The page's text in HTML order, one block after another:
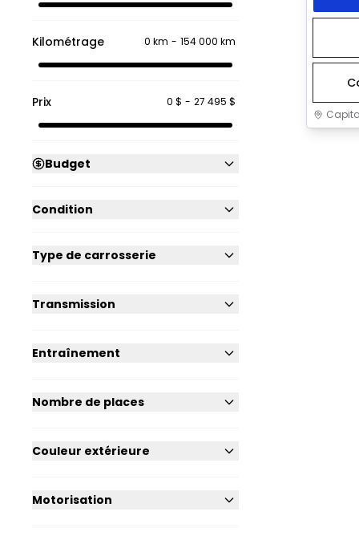
Kilométrage 0 km - 154 000 km
Prix 0 $ - 27 495 $
Budget
Condition
Type de carrosserie
Transmission
Entraînement
Nombre de places
Couleur extérieure
Motorisation